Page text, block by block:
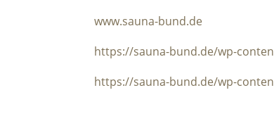
www.sauna-bund.de
https://sauna-bund.de/wp-
https://sauna-bund.de/wp-